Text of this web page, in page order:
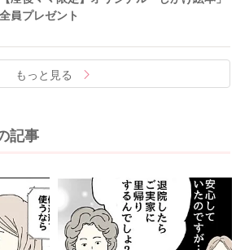
全員プレゼント
もっと見る
記事